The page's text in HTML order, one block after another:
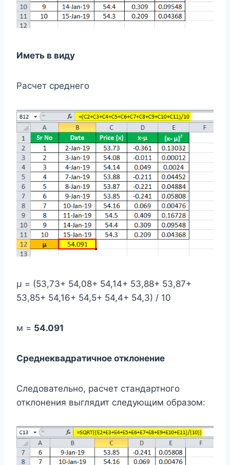
Иметь в виду
Расчет среднего
μ = (53,73+ 54,08+ 54,14+ 53,88+ 53,87+
53,85+ 54,16+ 54,5+ 54,4+ 54,3) / 10
м = 54.091
Среднеквадратичное отклонение
Следовательно, расчет стандартного
отклонения выглядит следующим образом: